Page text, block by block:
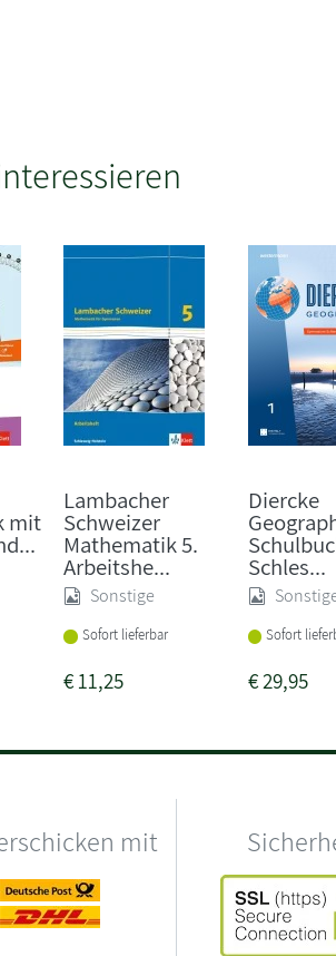
mit
Lambacher
Schweizer
Mathematik 5.
Arbeitshe...
Sonstige
Sofort lieferbar
€11,25
Diercke
Schles...
Sofort
€29,95
mit